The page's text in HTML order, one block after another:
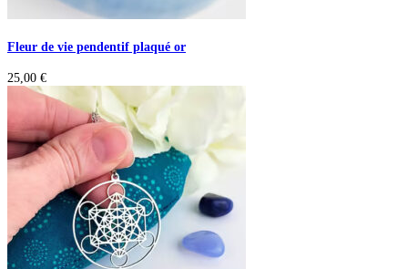
Fleur de vie pendentif plaqué or
25,00 €